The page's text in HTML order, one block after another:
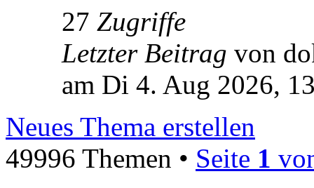
27 Zugriffe
Letzter Beitrag von
am Di 4. Aug 2026,
Neues Thema erstellen
49996 Themen • Seite 1